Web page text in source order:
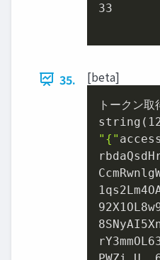
33
35. [beta]
トークン
"{"